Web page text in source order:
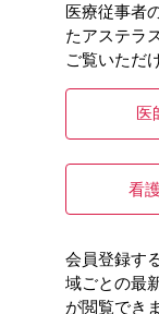
強調文
［
医療従事者
たアステラ
ご覧いただ
医
看
会員登録す
域ごとの最
が閲覧でき